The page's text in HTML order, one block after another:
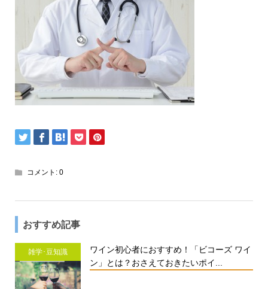
コメント: 0
おすすめ記事
雑学･豆知識
ワイン初心者におすすめ！「ビコーズ ワイ
ン」とは？おさえておきたいポイ...